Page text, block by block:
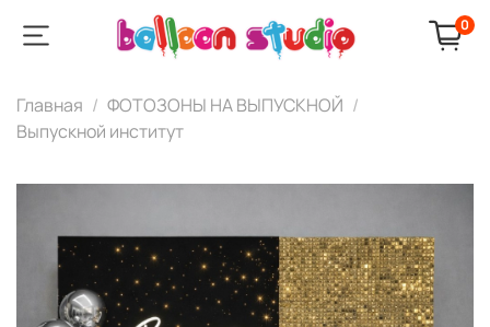
0
Главная
ФОТОЗОНЫ НА ВЫПУСКНОЙ
Выпускной институт